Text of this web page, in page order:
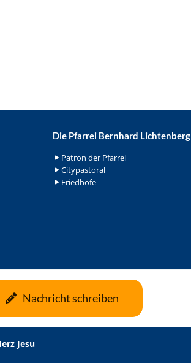
Die Pfarrei Bernhard Lichtenberg
Patron der Pfarrei
Citypastoral
Friedhöfe
Nachricht schreiben
Jesu